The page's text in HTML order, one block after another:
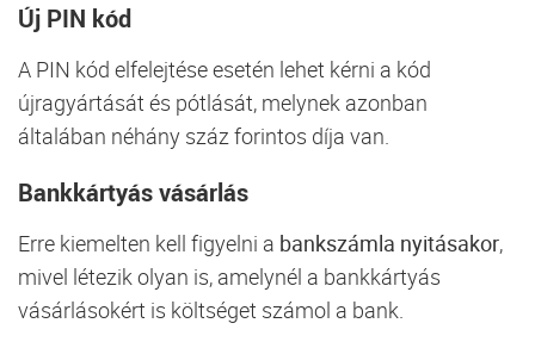
Új PIN kód
A PIN kód elfelejtése esetén lehet kérni a kód
újragyártását és pótlását, melynek azonban
általában néhány száz forintos díja van.
Bankkártyás vásárlás
Erre kiemelten kell figyelni a bankszámla nyitásakor,
mivel létezik olyan is, amelynél a bankkártyás
vásárlásokért is költséget számol a bank.